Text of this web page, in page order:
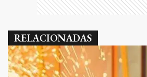
RELACIONADAS